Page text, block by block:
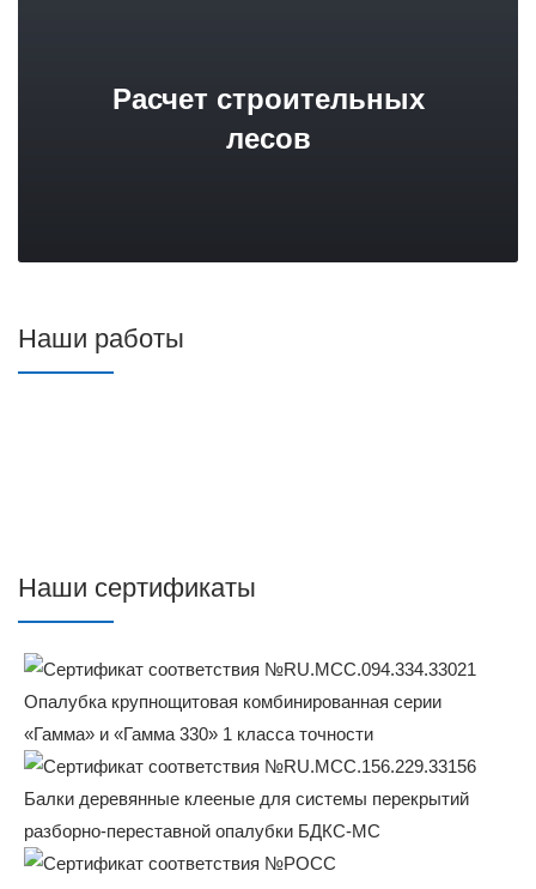
Расчет строительных
лесов
Наши работы
Наши сертификаты